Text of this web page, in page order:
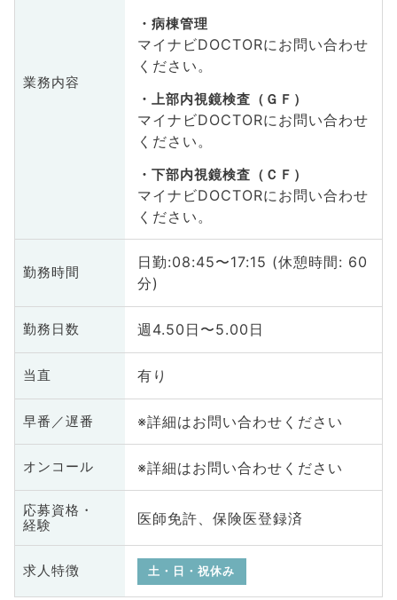
業務内容
病棟管理
マイナビDOCTORにお問い合わせ
ください。
上部内視鏡検査（ＧＦ）
マイナビDOCTORにお問い合わせ
ください。
下部内視鏡検査（ＣＦ）
マイナビDOCTORにお問い合わせ
ください。
勤務時間
日勤:08:45〜17:15 (休憩時間: 60
分)
勤務日数 週4.50日〜5.00日
当直 有り
早番／遅番 ※詳細はお問い合わせください
オンコール ※詳細はお問い合わせください
応募資格・
経験
医師免許、保険医登録済
求人特徴 土・日・祝休み